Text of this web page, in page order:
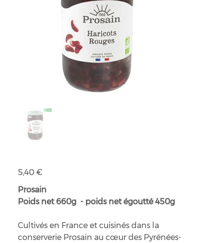
Prix
5,40 €
Prosain
Poids net 660g - poids net égoutté 450g
Cultivés en France et cuisinés dans la
conserverie Prosain au cœur des Pyrénées-